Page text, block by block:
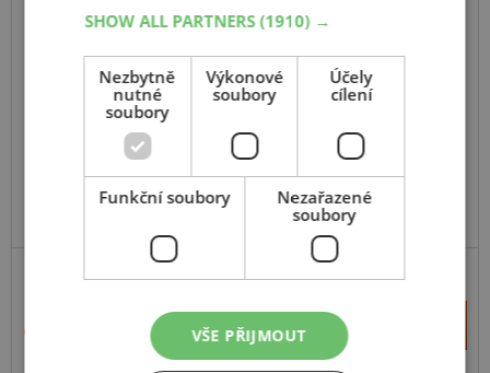
PRO GU01
295 R22.5
152 / 149J
A - VŠECHNY, MĚSTSKÝ
9 464 Kč
+
SHOW ALL PARTNERS(1910) →
Nezbytně
nutné
soubory
Výkonové
soubory
Účely
cílení
Funkční soubory
Nezařazené
soubory
VŠE PŘIJMOUT